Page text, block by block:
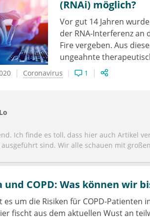
hat erfolgreich stattgefunden.
Problem sein. Sobald die Leute
den lang ersehnten Termin nachholt und
Seit gestern gilt die Maskenpflicht in den
gut funktioniert. Am Abend war mehr als
ohne Mund- und Nasenschutz
(RNAi) möglich?
Vor gut 14 Jahren
der RNA-Interferenz an
Fire vergeben. Aus
ungeahnte
Coronavirus 1
Ich finde es toll, dass hier auch Artikel
sind. Wir alle schauen mit
adäquate mediale Berichterstattung
Aus dem „gerade mal“ können wir aber
Vermehrung des Virus zu stoppen. Das
lassen, als dass das Immunsystem
und eine spannende Alternative
und COPD: Was können wir
es um die Risiken für COPD-Patienten
fischt aus dem aktuellen Wust an